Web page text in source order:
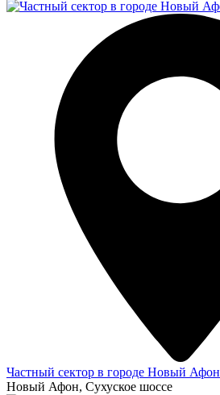
Частный сектор в городе Новый Афон
Новый Афон, Сухуское шоссе